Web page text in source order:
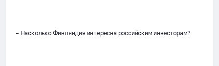
– Насколько Финляндия интересна российским инвесторам?